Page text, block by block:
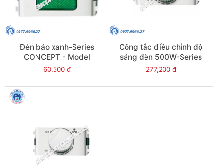
Đèn báo xanh-Series
CONCEPT - Model
3031NGN_G19
60,500 đ
Công tắc điều chỉnh độ
sáng đèn 500W-Series
CONCEPT - Model
277,200 đ